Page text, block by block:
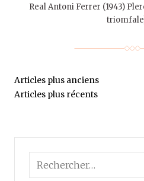
Real Antoni Ferrer (1943)
Articles plus anciens
Articles plus récents